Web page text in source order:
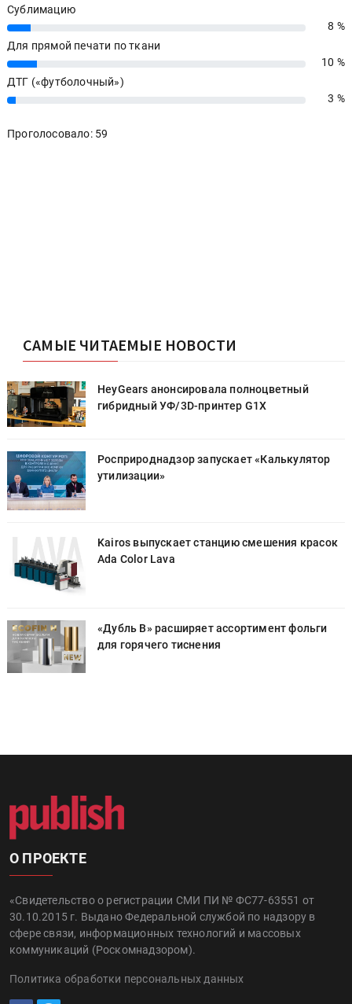
Сублимацию
8%
8 %
Для прямой печати по ткани
10%
10 %
ДТГ («футболочный»)
3% 3 %
Проголосовало: 59
САМЫЕ ЧИТАЕМЫЕ НОВОСТИ
HeyGears анонсировала полноцветный
гибридный УФ/3D-принтер G1X
Росприроднадзор запускает «Калькулятор
утилизации»
Kairos выпускает станцию смешения красок
Ada Color Lava
«Дубль В» расширяет ассортимент фольги
для горячего тиснения
О ПРОЕКТЕ
«Свидетельство о регистрации СМИ ПИ № ФС77-63551 от
30.10.2015 г. Выдано Федеральной службой по надзору в
сфере связи, информационных технологий и массовых
коммуникаций (Роскомнадзором).
Политика обработки персональных данных